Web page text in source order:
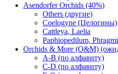
Asendorfer Orchids (40%)
Others (другие)
Coelogyne (Целогины)
Cattleya, Laelia
Paphiopedilum,
Orchids & More (O&M)
A-B (по алфавиту)
C-D (по алфавиту)